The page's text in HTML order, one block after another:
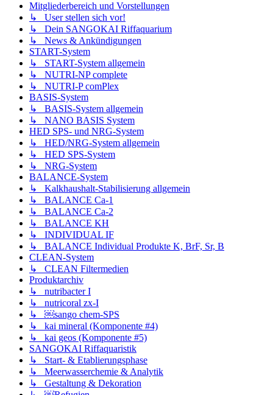
Mitgliederbereich und Vorstellungen
↳ User stellen sich vor!
↳ Dein SANGOKAI Riffaquarium
↳ News & Ankündigungen
START-System
↳ START-System allgemein
↳ NUTRI-NP complete
↳ NUTRI-P comPlex
BASIS-System
↳ BASIS-System allgemein
↳ NANO BASIS System
HED SPS- und NRG-System
↳ HED/NRG-System allgemein
↳ HED SPS-System
↳ NRG-System
BALANCE-System
↳ Kalkhaushalt-Stabilisierung allgemein
↳ BALANCE Ca-1
↳ BALANCE Ca-2
↳ BALANCE KH
↳ INDIVIDUAL IF
↳ BALANCE Individual Produkte K, BrF, Sr, B
CLEAN-System
↳ CLEAN Filtermedien
Produktarchiv
↳ nutribacter I
↳ nutricoral zx-I
↳ ￼sango chem-SPS
↳ kai mineral (Komponente #4)
↳ kai geos (Komponente #5)
SANGOKAI Riffaquaristik
↳ Start- & Etablierungsphase
↳ Meerwasserchemie & Analytik
↳ Gestaltung & Dekoration